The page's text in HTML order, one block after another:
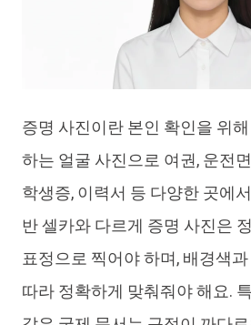
증명 사진이란 본인 확인을 위
하는 얼굴 사진으로 여권, 운전
학생증, 이력서 등 다양한 곳에
반 셀카와 다르게 증명 사진은
표정으로 찍어야 하며, 배경색
따라 정확하게 맞춰줘야 해요.